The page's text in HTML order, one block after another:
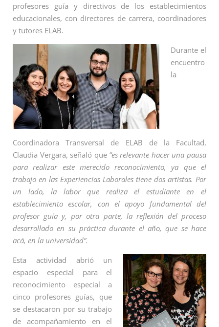
profesores guía y directivos de los establecimientos
educacionales, con directores de carrera, coordinadores
y tutores ELAB.
Durante el
encuentro
la
Coordinadora Transversal de ELAB de la Facultad,
Claudia Vergara, señaló que“es relevante hacer una pausa
para realizar este merecido reconocimiento,ya que el
trabajo en las Experiencias Laborales tiene dos artistas. Por
un lado, la labor que realiza el estudiante en el
establecimiento escolar, con el apoyo fundamental del
profesor guía y, por otra parte, la reflexión del proceso
desarrollado en su práctica durante el año, que se hace
acá, en la universidad”.
Esta actividad abrió un
espacio especial para el
reconocimiento especial a
cinco profesores guías, que
se destacaron por su trabajo
de acompañamiento en el